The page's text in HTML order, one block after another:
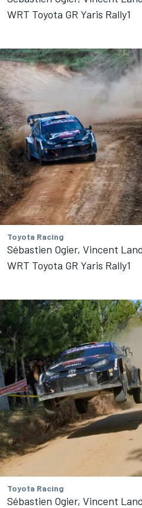
WRT Toyota GR Yaris Rally1
Toyota Racing
Sébastien Ogier, Vincent
WRT Toyota GR Yaris Rally1
Toyota Racing
Sébastien Ogier, Vincent